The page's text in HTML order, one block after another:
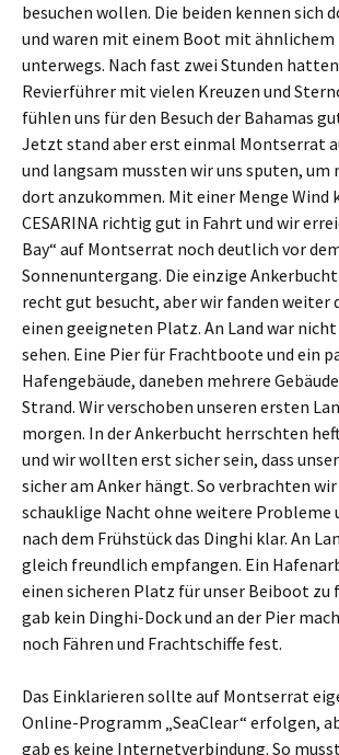
besuchen wollen. Die beiden kennen sich
und waren mit einem Boot mit ähnlichem
unterwegs. Nach fast zwei Stunden
Revierführer mit vielen Kreuzen und
fühlen uns für den Besuch der Bahamas
Jetzt stand aber erst einmal Montserrat
und langsam mussten wir uns sputen, um
dort anzukommen. Mit einer Menge Wind
CESARINA richtig gut in Fahrt und wir
Bay“ auf Montserrat noch deutlich vor
Sonnenuntergang. Die einzige
recht gut besucht, aber wir fanden weiter
einen geeigneten Platz. An Land war nicht
sehen. Eine Pier für Frachtboote und ein
Hafengebäude, daneben mehrere
Strand. Wir verschoben unseren ersten
morgen. In der Ankerbucht herrschten
und wir wollten erst sicher sein, dass
sicher am Anker hängt. So verbrachten
schauklige Nacht ohne weitere Probleme
nach dem Frühstück das Dinghi klar. An
gleich freundlich empfangen. Ein
einen sicheren Platz für unser Beiboot zu
gab kein Dinghi-Dock und an der Pier
noch Fähren und Frachtschiffe fest.
Das Einklarieren sollte auf Montserrat
Online-Programm „SeaClear“ erfolgen,
gab es keine Internetverbindung. So